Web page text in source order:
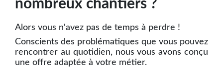
nombreux chantiers ?
Alors vous n'avez pas de temps à perdre !
Conscients des problématiques que vous pouvez
rencontrer au quotidien, nous vous avons conçu
une offre adaptée à votre métier.